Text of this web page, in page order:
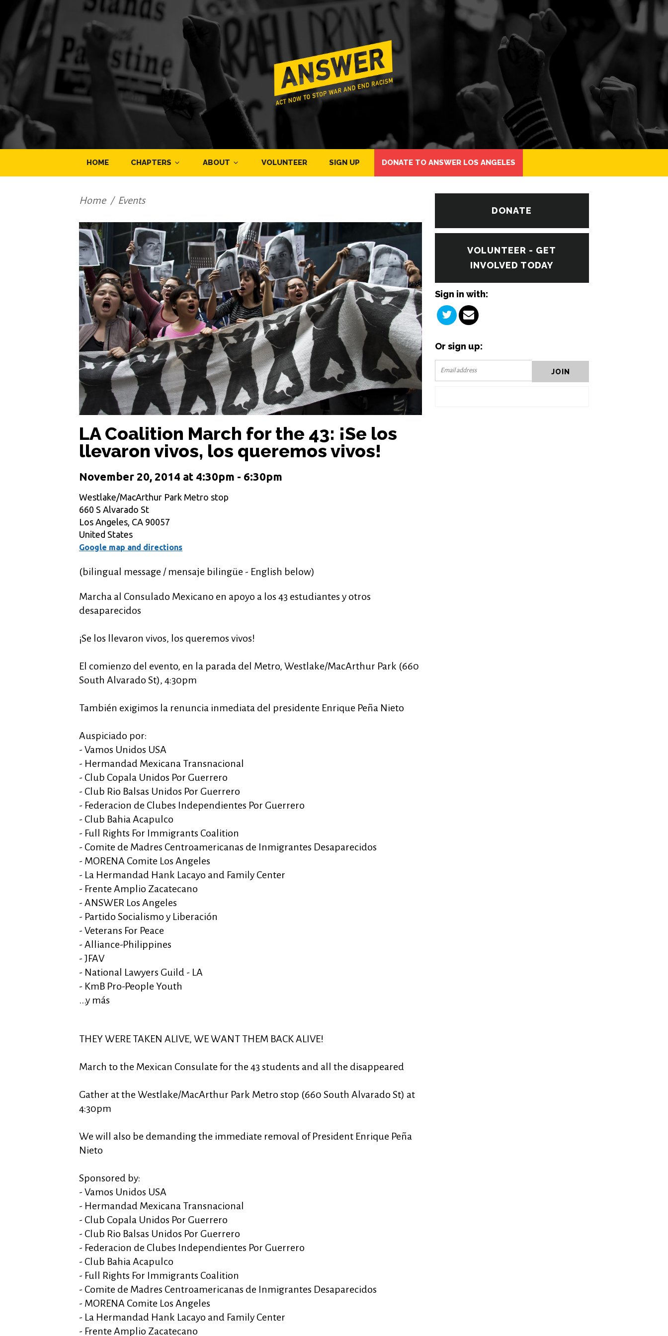
HOME CHAPTERS ABOUT VOLUNTEER SIGN UP DONATE TO ANSWER LOS ANGELES
Home / Events
LA Coalition March for the 43: ¡Se los
llevaron vivos, los queremos vivos!
November 20, 2014 at 4:30pm - 6:30pm
Westlake/MacArthur Park Metro stop
660 S Alvarado St
Los Angeles, CA 90057
United States
Google map and directions
(bilingual message / mensaje bilingüe - English below)
Marcha al Consulado Mexicano en apoyo a los 43 estudiantes y otros
desaparecidos
¡Se los llevaron vivos, los queremos vivos!
El comienzo del evento, en la parada del Metro, Westlake/MacArthur Park (660
South Alvarado St), 4:30pm
También exigimos la renuncia inmediata del presidente Enrique Peña Nieto
Auspiciado por:
- Vamos Unidos USA
- Hermandad Mexicana Transnacional
- Club Copala Unidos Por Guerrero
- Club Rio Balsas Unidos Por Guerrero
- Federacion de Clubes Independientes Por Guerrero
- Club Bahia Acapulco
- Full Rights For Immigrants Coalition
- Comite de Madres Centroamericanas de Inmigrantes Desaparecidos
- MORENA Comite Los Angeles
- La Hermandad Hank Lacayo and Family Center
- Frente Amplio Zacatecano
- ANSWER Los Angeles
- Partido Socialismo y Liberación
- Veterans For Peace
- Alliance-Philippines
- JFAV
- National Lawyers Guild - LA
- KmB Pro-People Youth
...y más
THEY WERE TAKEN ALIVE, WE WANT THEM BACK ALIVE!
March to the Mexican Consulate for the 43 students and all the disappeared
Gather at the Westlake/MacArthur Park Metro stop (660 South Alvarado St) at
4:30pm
We will also be demanding the immediate removal of President Enrique Peña
Nieto
Sponsored by:
- Vamos Unidos USA
- Hermandad Mexicana Transnacional
- Club Copala Unidos Por Guerrero
- Club Rio Balsas Unidos Por Guerrero
- Federacion de Clubes Independientes Por Guerrero
- Club Bahia Acapulco
- Full Rights For Immigrants Coalition
- Comite de Madres Centroamericanas de Inmigrantes Desaparecidos
- MORENA Comite Los Angeles
- La Hermandad Hank Lacayo and Family Center
- Frente Amplio Zacatecano
DONATE
VOLUNTEER - GET
INVOLVED TODAY
Sign in with:
Or sign up: